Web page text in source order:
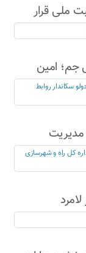
ثبت ملی قرار
جم؛ امین
شد
معرفی شد